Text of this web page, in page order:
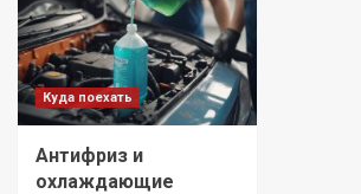
Куда поехать
Антифриз и
охлаждающие